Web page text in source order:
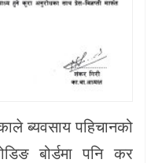
ब्यवसाय पहिचानको
बोर्डमा पनि कर